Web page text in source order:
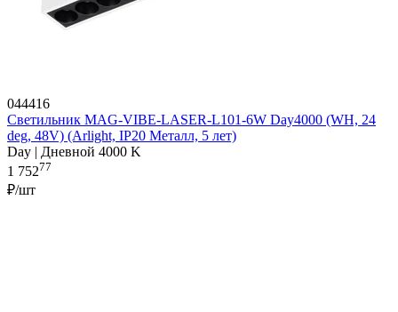
044416
Светильник MAG-VIBE-LASER-L101-6W Day4000 (WH, 24
deg, 48V) (Arlight, IP20 Металл, 5 лет)
Day | Дневной 4000 K
1 75277
₽/шт